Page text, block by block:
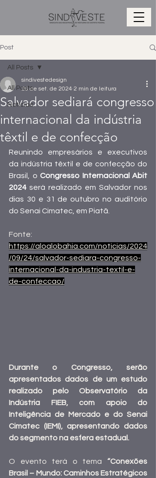
Post
All Posts
Notícias
All Posts
Salvador sediará congresso
internacional da indústria
têxtil e de confecção
sindivestedesign
26 de set. de 2024 2 min de leitura
Reunindo empresários e executivos
da indústria têxtil e de confecção do
Brasil, o Congresso Internacional Abit
2024 será realizado em Salvador nos
dias 30 e 31 de outubro no auditório
do Senai Cimatec, em Piatã.
Fonte:
https://aloalobahia.com/noticias/2024
/09/24/salvador-sediara-congresso-
internacional-da-industria-textil-e-
de-confeccao/
Durante o Congresso, serão
apresentados dados de um estudo
realizado pelo Observatório da
Indústria FIEB, com apoio do
Inteligência de Mercado e do Senai
Cimatec (IEMI), apresentando dados
do segmento na esfera estadual.
O evento terá o tema “Conexões
Brasil – Mundo: Caminhos Estratégicos